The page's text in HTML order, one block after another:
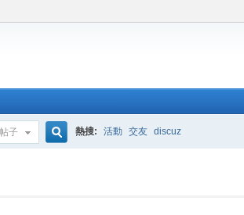
帖子 熱搜: 活動 交友 discuz